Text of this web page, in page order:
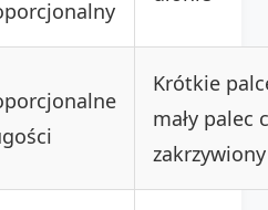
Krótkie
mały palec
zakrzywiony